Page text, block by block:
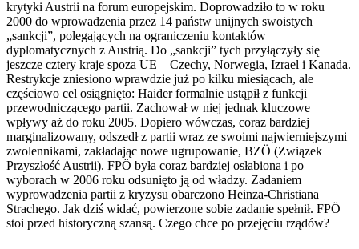
krytyki Austrii na forum europejskim. Doprowadziło to w roku
2000 do wprowadzenia przez 14 państw unijnych swoistych
„sankcji”, polegających na ograniczeniu kontaktów
dyplomatycznych z Austrią. Do „sankcji” tych przyłączyły się
jeszcze cztery kraje spoza UE – Czechy, Norwegia, Izrael i Kanada.
Restrykcje zniesiono wprawdzie już po kilku miesiącach, ale
częściowo cel osiągnięto: Haider formalnie ustąpił z funkcji
przewodniczącego partii. Zachował w niej jednak kluczowe
wpływy aż do roku 2005. Dopiero wówczas, coraz bardziej
marginalizowany, odszedł z partii wraz ze swoimi najwierniejszymi
zwolennikami, zakładając nowe ugrupowanie, BZÖ (Związek
Przyszłość Austrii). FPÖ była coraz bardziej osłabiona i po
wyborach w 2006 roku odsunięto ją od władzy. Zadaniem
wyprowadzenia partii z kryzysu obarczono Heinza-Christiana
Strachego. Jak dziś widać, powierzone sobie zadanie spełnił. FPÖ
stoi przed historyczną szansą. Czego chce po przejęciu rządów?